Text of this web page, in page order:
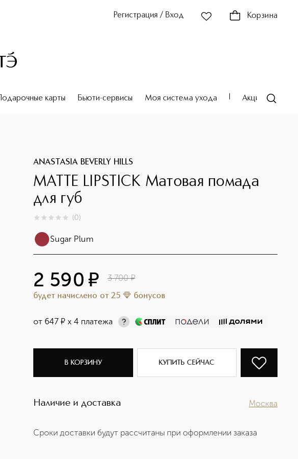
Регистрация / Вход Корзина
Подарочные карты Бьюти-сервисы Моя система ухода Акции
ANASTASIA BEVERLY HILLS
MATTE LIPSTICK Матовая помада
для губ
0из 0 (0)
Sugar Plum
2 590 ¤ 3 700 ¤
будет начислено от 25 бонусов
от 647 ¤ х 4 платежа
В КОРЗИНУ КУПИТЬ СЕЙЧАС
Наличие и доставка Москва
Сроки доставки будут рассчитаны при оформлении заказа